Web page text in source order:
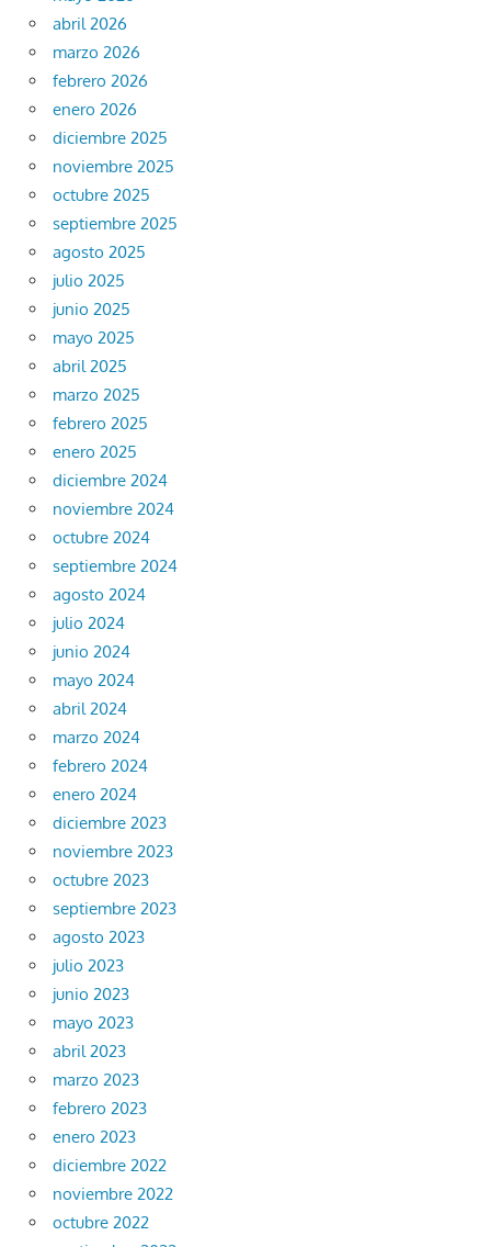
abril 2026
marzo 2026
febrero 2026
enero 2026
diciembre 2025
noviembre 2025
octubre 2025
septiembre 2025
agosto 2025
julio 2025
junio 2025
mayo 2025
abril 2025
marzo 2025
febrero 2025
enero 2025
diciembre 2024
noviembre 2024
octubre 2024
septiembre 2024
agosto 2024
julio 2024
junio 2024
mayo 2024
abril 2024
marzo 2024
febrero 2024
enero 2024
diciembre 2023
noviembre 2023
octubre 2023
septiembre 2023
agosto 2023
julio 2023
junio 2023
mayo 2023
abril 2023
marzo 2023
febrero 2023
enero 2023
diciembre 2022
noviembre 2022
octubre 2022